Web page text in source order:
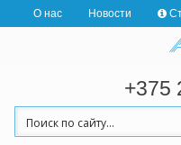
О нас Новости
+375